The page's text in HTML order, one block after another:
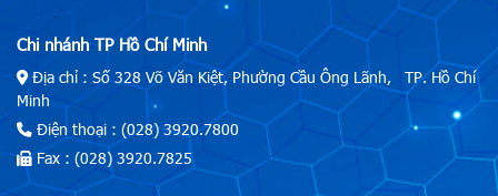
Chi nhánh TP Hồ Chí Minh
Địa chỉ : Số 328 Võ Văn Kiệt, Phường Cầu Ông Lãnh, TP. Hồ Chí
Minh
Điện thoại : (028) 3920.7800
Fax : (028) 3920.7825